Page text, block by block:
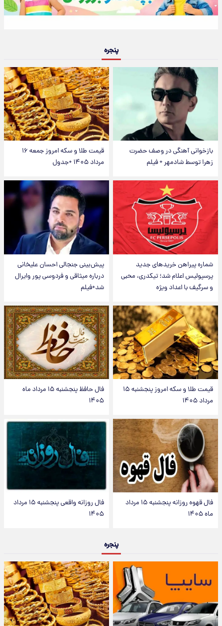
پنجره
بازخوانی آهنگی در وصف حضرت
زهرا توسط شادمهر + فیلم
قیمت طلا و سکه امروز جمعه ۱۶
مرداد ۱۴۰۵ +جدول
شماره پیراهن خریدهای جدید
پرسپولیس اعلام شد؛ تیکدری، محبی
و سرگیف با اعداد ویژه
پیش‌بینی جنجالی احسان علیخانی
درباره میثاقی و فردوسی پور وایرال
شد+فیلم
قیمت طلا و سکه امروز پنجشنبه ۱۵
مرداد ۱۴۰۵
فال حافظ پنجشنبه ۱۵ مرداد ماه
۱۴۰۵
فال قهوه روزانه پنجشنبه ۱۵ مرداد
ماه ۱۴۰۵
فال روزانه واقعی پنجشنبه ۱۵ مرداد
۱۴۰۵
پنجره